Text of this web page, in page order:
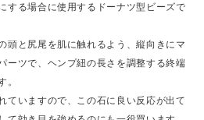
する場合に使用するドーナツ型ビーズで
頭と尻尾を肌に触れるよう、縦向きにマ
ーツで、ヘンプ紐の長さを調整する終端
。
ていますので、この石に良い反応が出て